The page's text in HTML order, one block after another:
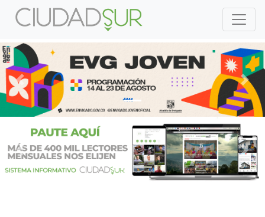
Previous
Previous